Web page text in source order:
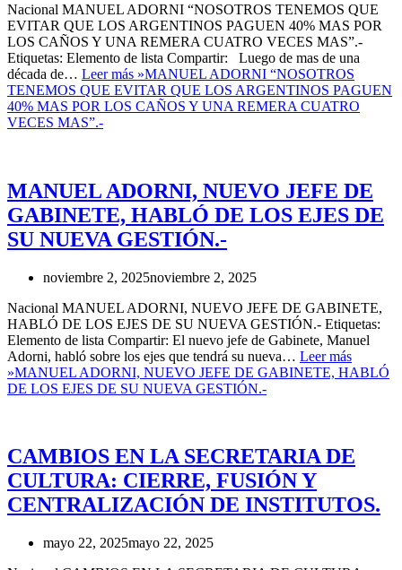
Nacional MANUEL ADORNI “NOSOTROS TENEMOS QUE
EVITAR QUE LOS ARGENTINOS PAGUEN 40% MAS POR
LOS CAÑOS Y UNA REMERA CUATRO VECES MAS”.-
Etiquetas: Elemento de lista Compartir: Luego de mas de una
década de… Leer más »MANUEL ADORNI “NOSOTROS
TENEMOS QUE EVITAR QUE LOS ARGENTINOS PAGUEN
40% MAS POR LOS CAÑOS Y UNA REMERA CUATRO
VECES MAS”.-
MANUEL ADORNI, NUEVO JEFE DE
GABINETE, HABLÓ DE LOS EJES DE
SU NUEVA GESTIÓN.-
noviembre 2, 2025noviembre 2, 2025
Nacional MANUEL ADORNI, NUEVO JEFE DE GABINETE,
HABLÓ DE LOS EJES DE SU NUEVA GESTIÓN.- Etiquetas:
Elemento de lista Compartir: El nuevo jefe de Gabinete, Manuel
Adorni, habló sobre los ejes que tendrá su nueva… Leer más
»MANUEL ADORNI, NUEVO JEFE DE GABINETE, HABLÓ
DE LOS EJES DE SU NUEVA GESTIÓN.-
CAMBIOS EN LA SECRETARIA DE
CULTURA: CIERRE, FUSIÓN Y
CENTRALIZACIÓN DE INSTITUTOS.
mayo 22, 2025mayo 22, 2025